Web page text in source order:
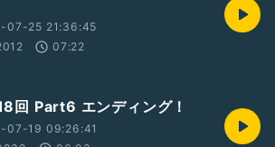
07-25 21:36:45
07:22
回 Part6 エンディング！
07-19 09:26:41